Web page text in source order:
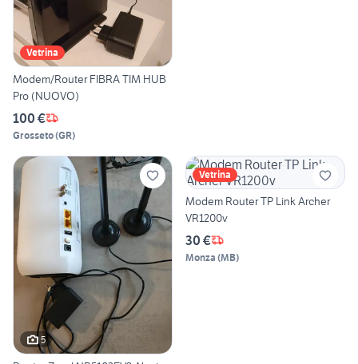
Vetrina
Modem/Router FIBRA TIM HUB
Pro (NUOVO)
100 €
Grosseto(GR)
5
Vetrina
Modem Router TP Link Archer
VR1200v
30 €
Monza (MB)